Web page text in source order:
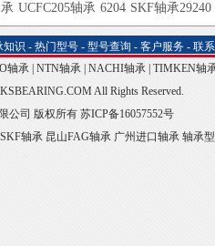
UCFC205轴承 6204 SKF轴承29240
知识 - 热门型号- 型号查询 - 客户服务- 联
轴承| NTN轴承| NACHI轴承| TIMKEN轴
All Rights Reserved.
公司 版权所有 苏ICP备16057552号
SKF轴承 昆山FAG轴承 广州进口轴承 轴承